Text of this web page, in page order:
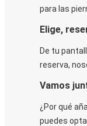
para las
Elige,
De tu
reserva,
Vamos
¿Por qué
puedes